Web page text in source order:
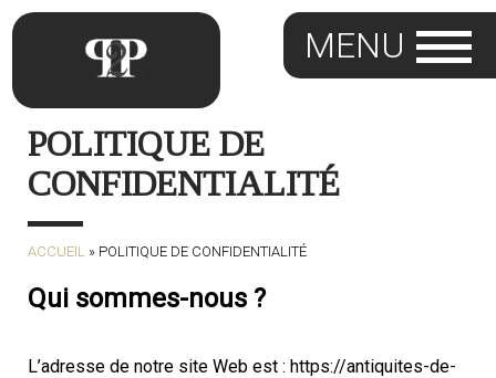
POLITIQUE DE
CONFIDENTIALITÉ
ACCUEIL» POLITIQUE DE CONFIDENTIALITÉ
Qui sommes-nous ?
L’adresse de notre site Web est : https://antiquites-de-